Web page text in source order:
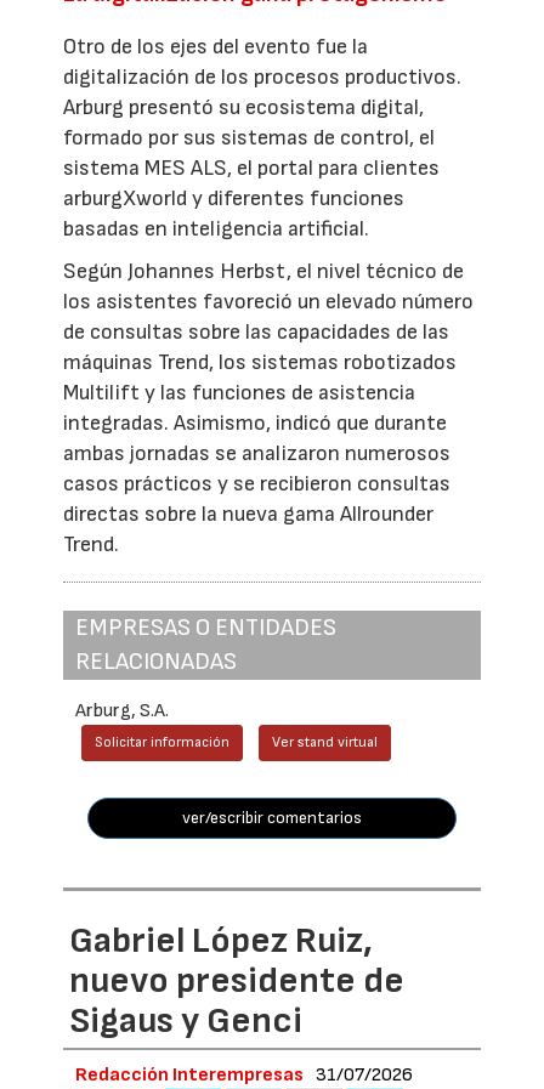
Otro de los ejes del evento fue la
digitalización de los procesos productivos.
Arburg presentó su ecosistema digital,
formado por sus sistemas de control, el
sistema MES ALS, el portal para clientes
arburgXworld y diferentes funciones
basadas en inteligencia artificial.
Según Johannes Herbst, el nivel técnico de
los asistentes favoreció un elevado número
de consultas sobre las capacidades de las
máquinas Trend, los sistemas robotizados
Multilift y las funciones de asistencia
integradas. Asimismo, indicó que durante
ambas jornadas se analizaron numerosos
casos prácticos y se recibieron consultas
directas sobre la nueva gama Allrounder
Trend.
EMPRESAS O ENTIDADES
RELACIONADAS
Arburg, S.A.
Solicitar información Ver stand virtual
ver/escribir comentarios
Gabriel López Ruiz,
nuevo presidente de
Sigaus y Genci
Redacción Interempresas 31/07/2026